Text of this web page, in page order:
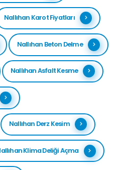
Nallıhan Karot Fiyatları
Nallıhan Beton Delme
Nallıhan Asfalt Kesme
Nallıhan Derz Kesim
Klima Deliği Açma